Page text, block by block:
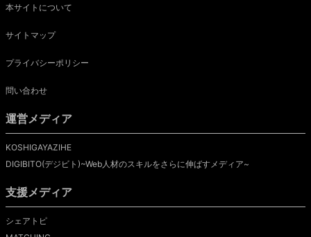
本サイトについて
サイトマップ
プライバシーポリシー
問い合わせ
運営メディア
KOSHIGAYAZIHE
DIGIBITO(デジビト)~Web人材のスキルをさらに伸ばすメディア~
支援メディア
シェアトピ